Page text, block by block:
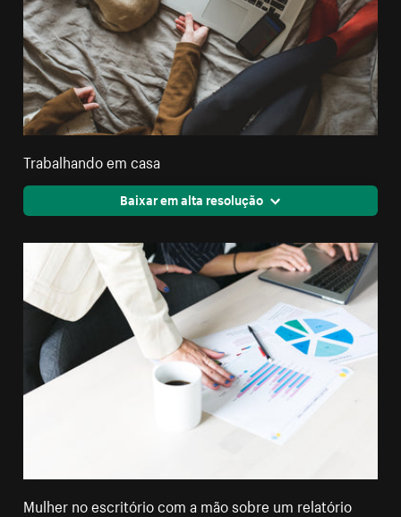
Trabalhando em casa
Baixar em alta resolução
Mulher no escritório com a mão sobre um relatório